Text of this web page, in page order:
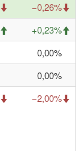
−0,26%
+0,23%
0,00%
0,00%
−2,00%